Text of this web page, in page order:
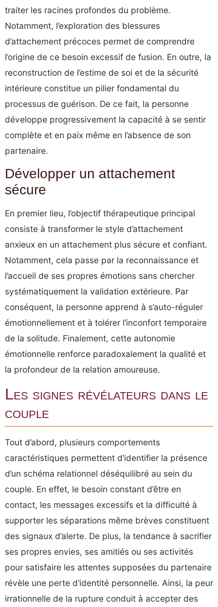
traiter les racines profondes du problème.
Notamment, l’exploration des blessures
d’attachement précoces permet de comprendre
l’origine de ce besoin excessif de fusion. En outre, la
reconstruction de l’estime de soi et de la sécurité
intérieure constitue un pilier fondamental du
processus de guérison. De ce fait, la personne
développe progressivement la capacité à se sentir
complète et en paix même en l’absence de son
partenaire.
Développer un attachement
sécure
En premier lieu, l’objectif thérapeutique principal
consiste à transformer le style d’attachement
anxieux en un attachement plus sécure et confiant.
Notamment, cela passe par la reconnaissance et
l’accueil de ses propres émotions sans chercher
systématiquement la validation extérieure. Par
conséquent, la personne apprend à s’auto-réguler
émotionnellement et à tolérer l’inconfort temporaire
de la solitude. Finalement, cette autonomie
émotionnelle renforce paradoxalement la qualité et
la profondeur de la relation amoureuse.
Les signes révélateurs dans le
couple
Tout d’abord, plusieurs comportements
caractéristiques permettent d’identifier la présence
d’un schéma relationnel déséquilibré au sein du
couple. En effet, le besoin constant d’être en
contact, les messages excessifs et la difficulté à
supporter les séparations même brèves constituent
des signaux d’alerte. De plus, la tendance à sacrifier
ses propres envies, ses amitiés ou ses activités
pour satisfaire les attentes supposées du partenaire
révèle une perte d’identité personnelle. Ainsi, la peur
irrationnelle de la rupture conduit à accepter des